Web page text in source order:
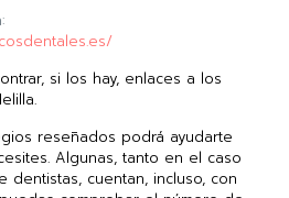
si los hay, enlaces a los
reseñados podrá ayudarte
Algunas, tanto en el caso
cuentan, incluso, con